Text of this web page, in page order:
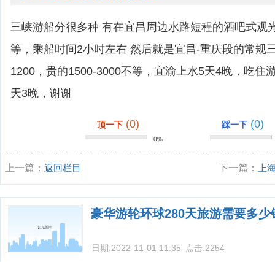
三峡游船分很多种 有在宜昌周边水路短程的酒吧式观
等，乘船时间2小时左右 然后就是宜昌-重庆段的常规
1200，贵的1500-3000不等，宜渝上水5天4晚，吃住
天3晚，谢谢
顶一下 (0)
0%
踩一下 (0)
上一篇： 返回栏目 下一篇： 上
豪华游轮环球280天旅游需要多少
日期:2022-11-01 11:35 点击:2254